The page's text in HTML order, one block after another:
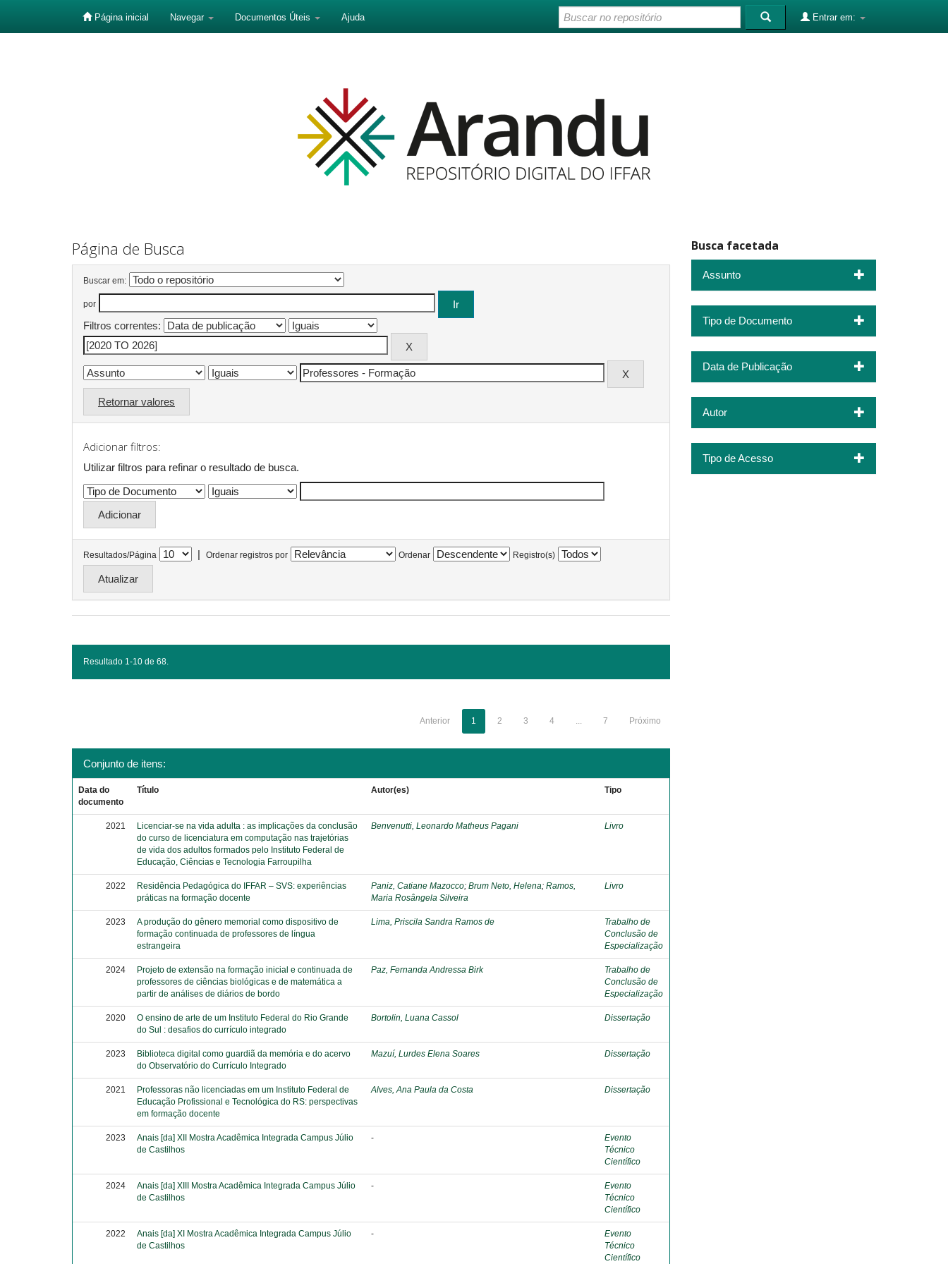
Página inicial Navegar Documentos Úteis Ajuda Entrar em:
Página de Busca
Buscar em:
por
Filtros correntes:
Retornar valores
Adicionar filtros:
Utilizar filtros para refinar o resultado de busca.
Resultados/Página | Ordenar registros por Ordenar Registro(s)
Resultado 1-10 de 68.
Anterior 1 2 3 4 ... 7 Próximo
Conjunto de itens:
Data do
documento
Título Autor(es) Tipo
2021
Licenciar-se na vida adulta : as implicações da conclusão
do curso de licenciatura em computação nas trajetórias
de vida dos adultos formados pelo Instituto Federal de
Educação, Ciências e Tecnologia Farroupilha
Benvenutti, Leonardo Matheus Pagani Livro
2022
Residência Pedagógica do IFFAR – SVS: experiências
práticas na formação docente
Paniz, Catiane Mazocco;Brum Neto, Helena;Ramos,
Maria Rosângela Silveira
Livro
2023
A produção do gênero memorial como dispositivo de
formação continuada de professores de língua
estrangeira
Lima, Priscila Sandra Ramos de
Trabalho de
Conclusão de
Especialização
2024
Projeto de extensão na formação inicial e continuada de
professores de ciências biológicas e de matemática a
partir de análises de diários de bordo
Paz, Fernanda Andressa Birk
Trabalho de
Conclusão de
Especialização
2020
O ensino de arte de um Instituto Federal do Rio Grande
do Sul : desafios do currículo integrado
Bortolin, Luana Cassol Dissertação
2023
Biblioteca digital como guardiã da memória e do acervo
do Observatório do Currículo Integrado
Mazuí, Lurdes Elena Soares Dissertação
2021
Professoras não licenciadas em um Instituto Federal de
Educação Profissional e Tecnológica do RS: perspectivas
em formação docente
Alves, Ana Paula da Costa Dissertação
2023
Anais [da] XII Mostra Acadêmica Integrada Campus Júlio
de Castilhos
-
Evento
Técnico
Científico
2024
Anais [da] XIII Mostra Acadêmica Integrada Campus Júlio
de Castilhos
-
Evento
Técnico
Científico
2022
Anais [da] XI Mostra Acadêmica Integrada Campus Júlio
de Castilhos
-
Evento
Técnico
Científico
Busca facetada
Assunto
Tipo de Documento
Data de Publicação
Autor
Tipo de Acesso